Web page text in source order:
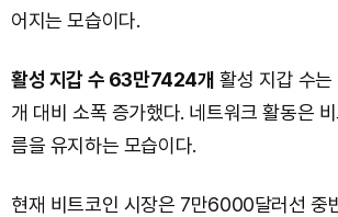
어지는 모습이다.
활성 지갑 수 63만7424개 활성 지갑 수
개 대비 소폭 증가했다. 네트워크 활동은
름을 유지하는 모습이다.
현재 비트코인 시장은 7만6000달러선 중